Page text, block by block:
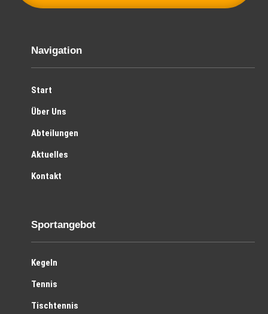
Navigation
Start
Über Uns
Abteilungen
Aktuelles
Kontakt
Sportangebot
Kegeln
Tennis
Tischtennis